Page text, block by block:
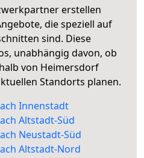
erstellen
die speziell auf
sind. Diese
unabhängig davon, ob
von Heimersdorf
Standorts planen.
Innenstadt
Altstadt-Süd
Neustadt-Süd
Altstadt-Nord